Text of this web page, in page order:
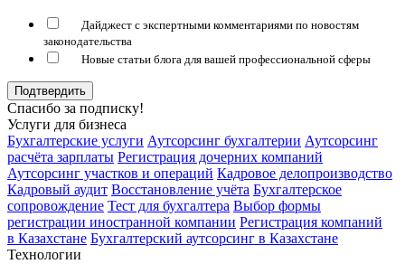
Дайджест с экспертными комментариями по новостям
законодательства
Новые статьи блога для вашей профессиональной сферы
Подтвердить
Спасибо за подписку!
Услуги для бизнеса
Бухгалтерские услуги Аутсорсинг бухгалтерии Аутсорсинг
расчёта зарплаты Регистрация дочерних компаний
Аутсорсинг участков и операций Кадровое делопроизводство
Кадровый аудит Восстановление учёта Бухгалтерское
сопровождение Тест для бухгалтера Выбор формы
регистрации иностранной компании Регистрация компаний
в Казахстане Бухгалтерский аутсорсинг в Казахстане
Технологии